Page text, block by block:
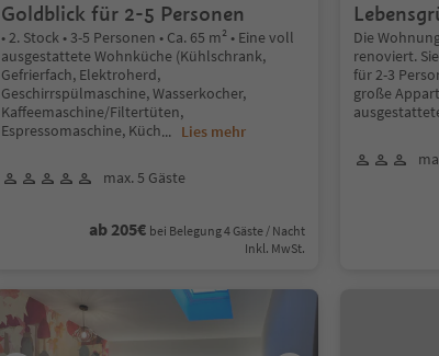
Goldblick für 2-5 Personen
• 2. Stock • 3-5 Personen • Ca. 65 m² • Eine voll
ausgestattete Wohnküche (Kühlschrank,
Gefrierfach, Elektroherd,
Geschirrspülmaschine, Wasserkocher,
Kaffeemaschine/Filtertüten,
Espressomaschine, Küch... Lies mehr
max. 5 Gäste
ab 205€ bei Belegung 4 Gäste / Nacht
Inkl. MwSt.
Die
renoviert.
für 2-3
große